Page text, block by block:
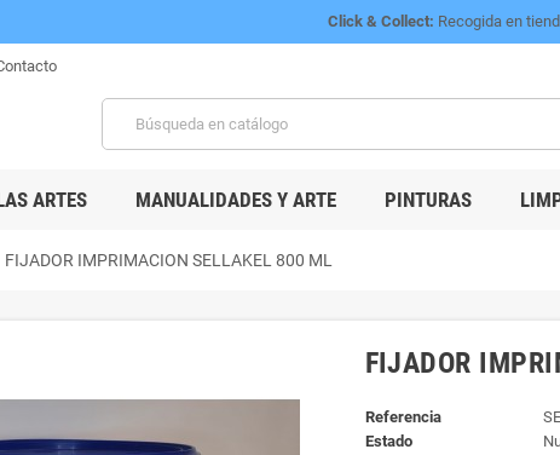
Click & Collect: Recogida en
ARTES MANUALIDADES Y ARTE PINTURAS
FIJADOR IMPRIMACION SELLAKEL 800 ML
FIJADOR
Referencia
Estado